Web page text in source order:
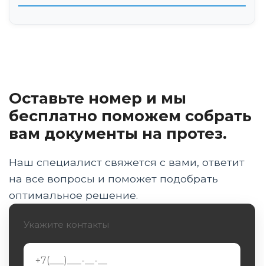
Преимущества использования 3D-
Виды корректирующих аппаратов
Процесс изготовления корректирующего
сканирования
корректирующих аппаратов
Применение корректирующих аппаратов в
различных областях медицины
Оставьте номер и мы
бесплатно поможем собрать
вам документы на протез.
Наш специалист свяжется с вами, ответит
на все вопросы и поможет подобрать
оптимальное решение.
Укажите контакты